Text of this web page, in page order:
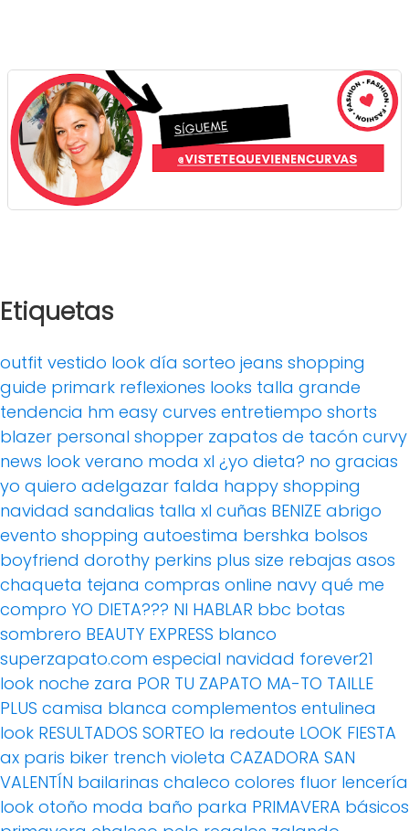
Etiquetas
outfit vestido look día sorteo jeans shopping
guide primark reflexiones looks talla grande
tendencia hm easy curves entretiempo shorts
blazer personal shopper zapatos de tacón curvy
news look verano moda xl ¿yo dieta? no gracias
yo quiero adelgazar falda happy shopping
navidad sandalias talla xl cuñas BENIZE abrigo
evento shopping autoestima bershka bolsos
boyfriend dorothy perkins plus size rebajas asos
chaqueta tejana compras online navy qué me
compro YO DIETA??? NI HABLAR bbc botas
sombrero BEAUTY EXPRESS blanco
superzapato.com especial navidad forever21
look noche zara POR TU ZAPATO MA-TO TAILLE
PLUS camisa blanca complementos entulinea
look RESULTADOS SORTEO la redoute LOOK FIESTA
ax paris biker trench violeta CAZADORA SAN
VALENTÍN bailarinas chaleco colores fluor lencería
look otoño moda baño parka PRIMAVERA básicos